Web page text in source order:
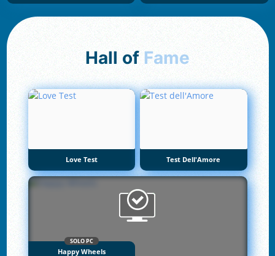
Hall of Fame
Love Test Test Dell'Amore
SOLO PC
Happy Wheels